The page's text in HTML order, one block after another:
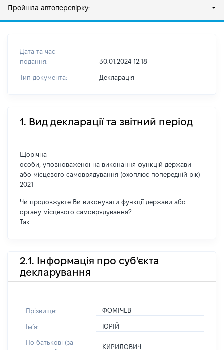
Пройшла автоперевірку:
Дата та час
подання:
30.01.2024 12:18
Тип документа: Декларація
1. Вид декларації та звітний період
Щорічна
особи, уповноваженої на виконання функцій держави
або місцевого самоврядування (охоплює попередній рік)
2021
Чи продовжуєте Ви виконувати функції держави або
органу місцевого самоврядування?
Так
2.1. Інформація про суб'єкта
декларування
Прізвище: ФОМІЧЕВ
Імʼя: ЮРІЙ
По батькові (за
КИРИЛОВИЧ